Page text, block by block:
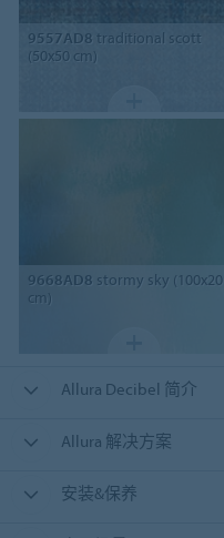
9557AD8 traditional scott
(50x50 cm)
9668AD8 stormy sky (100x20
cm)
Allura Decibel 简介
Allura 解决方案
安装&保养